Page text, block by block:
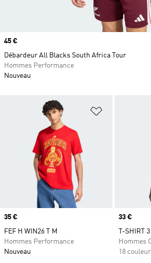
Ajouter à la
Prix
35 €
FEF H WIN26 T M
Hommes Performance
Nouveau
Prix
33 €
T-SHIRT
Hommes
18
Prix
45 €
Débardeur All Blacks South Africa Tour
Hommes Performance
Nouveau